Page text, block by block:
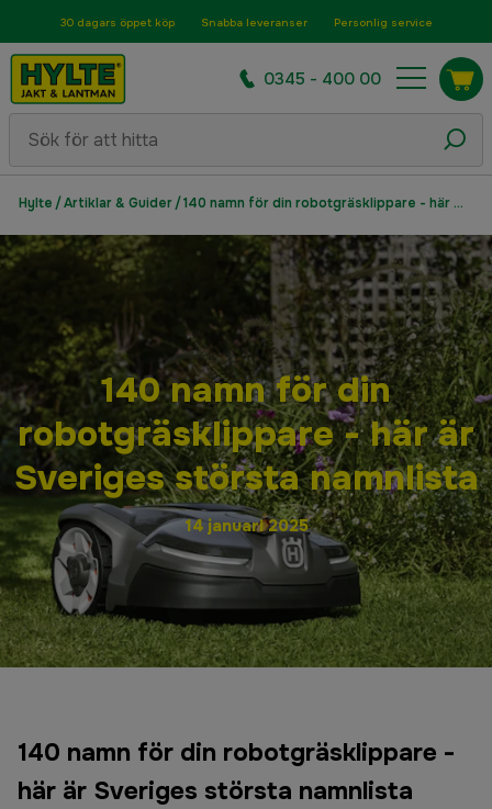
30 dagars öppet köp Snabba leveranser Personlig service
0345 - 400 00
Hylte /Artiklar & Guider/ 140 namn för din robotgräsklippare - här är Sveriges största namnlista
140 namn för din
robotgräsklippare - här är
Sveriges största namnlista
14 januari 2025
140 namn för din robotgräsklippare -
här är Sveriges största namnlista